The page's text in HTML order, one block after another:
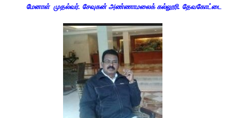
மேனாள் முதல்வர். சேவுகன் அண்ணாமலைக் கல்லூரி. தேவகோட்டை